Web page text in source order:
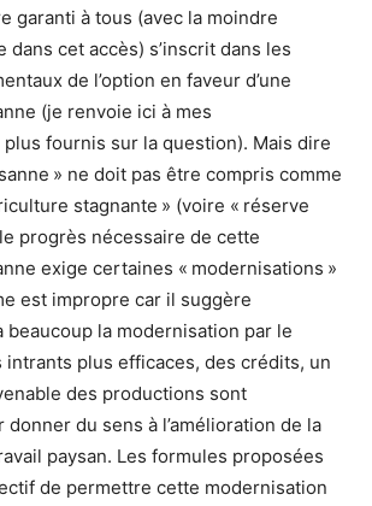
garanti à tous (avec la moindre
dans cet accès) s’inscrit dans les
de l’option en faveur d’une
(je renvoie ici à mes
fournis sur la question). Mais dire
» ne doit pas être compris comme
stagnante » (voire « réserve
progrès nécessaire de cette
exige certaines « modernisations »
est impropre car il suggère
beaucoup la modernisation par le
intrants plus efficaces, des crédits, un
des productions sont
du sens à l’amélioration de la
paysan. Les formules proposées
de permettre cette modernisation